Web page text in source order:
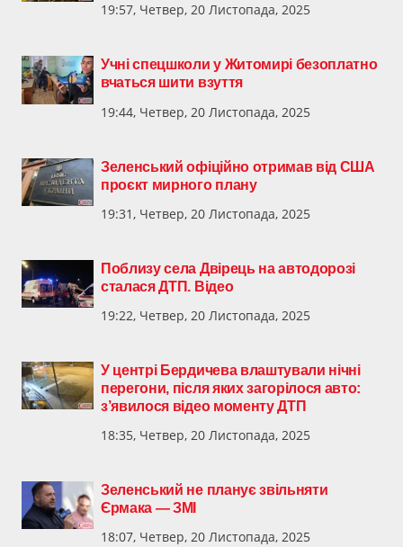
19:57, Четвер, 20 Листопада, 2025
Учні спецшколи у Житомирі безоплатно
вчаться шити взуття
19:44, Четвер, 20 Листопада, 2025
Зеленський офіційно отримав від США
проєкт мирного плану
19:31, Четвер, 20 Листопада, 2025
Поблизу села Двірець на автодорозі
сталася ДТП. Відео
19:22, Четвер, 20 Листопада, 2025
У центрі Бердичева влаштували нічні
перегони, після яких загорілося авто:
з’явилося відео моменту ДТП
18:35, Четвер, 20 Листопада, 2025
Зеленський не планує звільняти
Єрмака — ЗМІ
18:07, Четвер, 20 Листопада, 2025